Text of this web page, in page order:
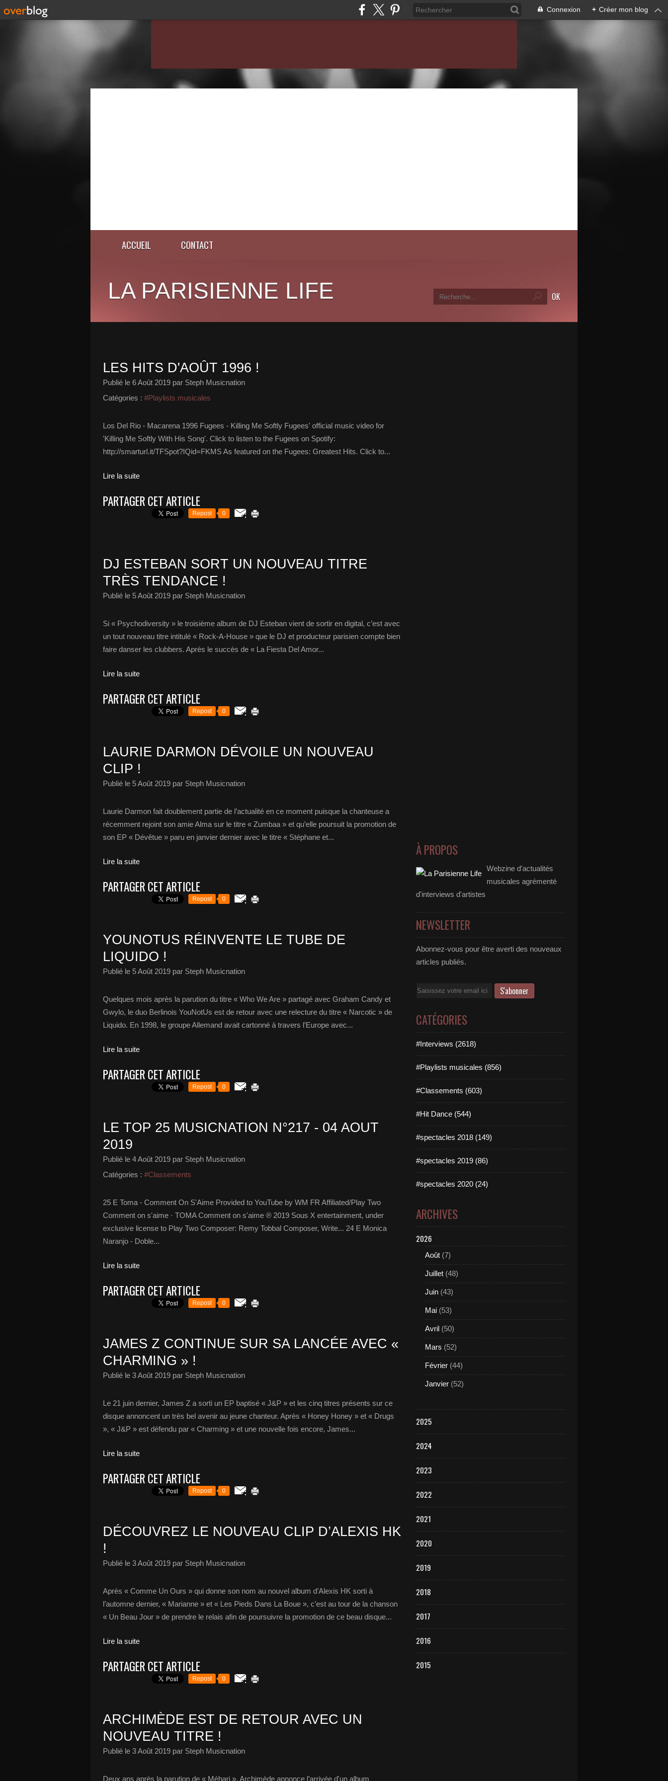
Connexion + Créer mon blog
ACCUEIL CONTACT
LA PARISIENNE LIFE
LES HITS D'AOÛT 1996 !
Publié le 6 Août 2019 par Steph Musicnation
Catégories : #Playlists musicales
Los Del Rio - Macarena 1996 Fugees - Killing Me Softly Fugees' official music video for
'Killing Me Softly With His Song'. Click to listen to the Fugees on Spotify:
http://smarturl.it/TFSpot?IQid=FKMS As featured on the Fugees: Greatest Hits. Click to...
Lire la suite
PARTAGER CET ARTICLE
Repost 0
DJ ESTEBAN SORT UN NOUVEAU TITRE
TRÈS TENDANCE !
Publié le 5 Août 2019 par Steph Musicnation
Si « Psychodiversity » le troisième album de DJ Esteban vient de sortir en digital, c’est avec
un tout nouveau titre intitulé « Rock-A-House » que le DJ et producteur parisien compte bien
faire danser les clubbers. Après le succès de « La Fiesta Del Amor...
Lire la suite
PARTAGER CET ARTICLE
Repost 0
LAURIE DARMON DÉVOILE UN NOUVEAU
CLIP !
Publié le 5 Août 2019 par Steph Musicnation
Laurie Darmon fait doublement partie de l’actualité en ce moment puisque la chanteuse a
récemment rejoint son amie Alma sur le titre « Zumbaa » et qu’elle poursuit la promotion de
son EP « Dévêtue » paru en janvier dernier avec le titre « Stéphane et...
Lire la suite
PARTAGER CET ARTICLE
Repost 0
YOUNOTUS RÉINVENTE LE TUBE DE
LIQUIDO !
Publié le 5 Août 2019 par Steph Musicnation
Quelques mois après la parution du titre « Who We Are » partagé avec Graham Candy et
Gwylo, le duo Berlinois YouNotUs est de retour avec une relecture du titre « Narcotic » de
Liquido. En 1998, le groupe Allemand avait cartonné à travers l’Europe avec...
Lire la suite
PARTAGER CET ARTICLE
Repost 0
LE TOP 25 MUSICNATION N°217 - 04 AOUT
2019
Publié le 4 Août 2019 par Steph Musicnation
Catégories : #Classements
25 E Toma - Comment On S'Aime Provided to YouTube by WM FR Affiliated/Play Two
Comment on s'aime · TOMA Comment on s'aime ℗ 2019 Sous X entertainment, under
exclusive license to Play Two Composer: Remy Tobbal Composer, Write... 24 E Monica
Naranjo - Doble...
Lire la suite
PARTAGER CET ARTICLE
Repost 0
JAMES Z CONTINUE SUR SA LANCÉE AVEC «
CHARMING » !
Publié le 3 Août 2019 par Steph Musicnation
Le 21 juin dernier, James Z a sorti un EP baptisé « J&P » et les cinq titres présents sur ce
disque annoncent un très bel avenir au jeune chanteur. Après « Honey Honey » et « Drugs
», « J&P » est défendu par « Charming » et une nouvelle fois encore, James...
Lire la suite
PARTAGER CET ARTICLE
Repost 0
DÉCOUVREZ LE NOUVEAU CLIP D’ALEXIS HK
!
Publié le 3 Août 2019 par Steph Musicnation
Après « Comme Un Ours » qui donne son nom au nouvel album d’Alexis HK sorti à
l’automne dernier, « Marianne » et « Les Pieds Dans La Boue », c’est au tour de la chanson
« Un Beau Jour » de prendre le relais afin de poursuivre la promotion de ce beau disque...
Lire la suite
PARTAGER CET ARTICLE
Repost 0
ARCHIMÈDE EST DE RETOUR AVEC UN
NOUVEAU TITRE !
Publié le 3 Août 2019 par Steph Musicnation
Deux ans après la parution de « Méhari », Archimède annonce l’arrivée d'un album
À PROPOS
Webzine d'actualités
musicales agrémenté
d'interviews d'artistes
NEWSLETTER
Abonnez-vous pour être averti des nouveaux
articles publiés.
Email
CATÉGORIES
#Interviews (2618)
#Playlists musicales (856)
#Classements (603)
#Hit Dance (544)
#spectacles 2018 (149)
#spectacles 2019 (86)
#spectacles 2020 (24)
ARCHIVES
2026
Août (7)
Juillet (48)
Juin (43)
Mai (53)
Avril (50)
Mars (52)
Février (44)
Janvier (52)
2025
2024
2023
2022
2021
2020
2019
2018
2017
2016
2015